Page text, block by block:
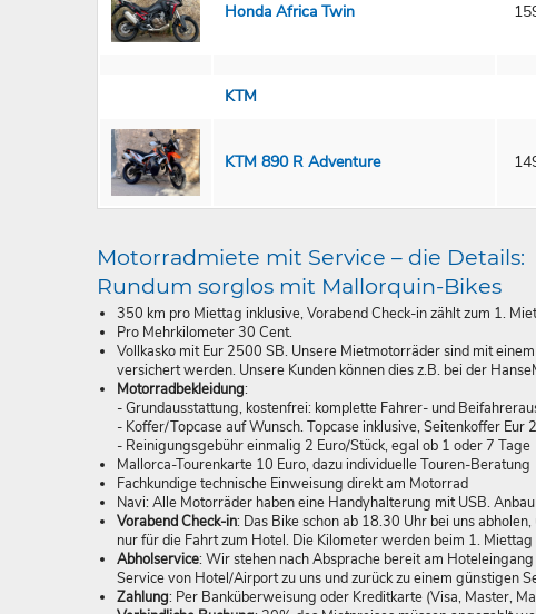
Honda Africa Twin
KTM
KTM 890 R Adventure
Motorradmiete mit Service – die Details:
Rundum sorglos mit Mallorquin-Bikes
350 km pro Miettag inklusive, Vorabend Check-in zählt zum 1.
Pro Mehrkilometer 30 Cent.
Vollkasko mit Eur 2500 SB. Unsere Mietmotorräder sind mit
versichert werden. Unsere Kunden können dies z.B. bei der
Motorradbekleidung:
- Grundausstattung, kostenfrei: komplette Fahrer- und
- Koffer/Topcase auf Wunsch. Topcase inklusive, Seitenkoffer Eur
- Reinigungsgebühr einmalig 2 Euro/Stück, egal ob 1 oder 7 Tage
Mallorca-Tourenkarte 10 Euro, dazu individuelle Touren-Beratung
Fachkundige technische Einweisung direkt am Motorrad
Navi: Alle Motorräder haben eine Handyhalterung mit USB.
Vorabend Check-in: Das Bike schon ab 18.30 Uhr bei uns
nur für die Fahrt zum Hotel. Die Kilometer werden beim 1.
Abholservice: Wir stehen nach Absprache bereit am
Service von Hotel/Airport zu uns und zurück zu einem günstigen
Zahlung: Per Banküberweisung oder Kreditkarte (Visa, Master,